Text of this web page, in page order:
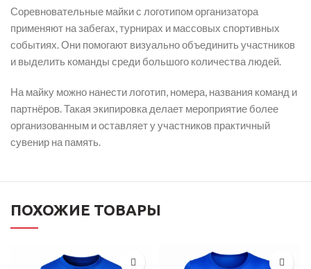
Соревновательные майки с логотипом организатора
применяют на забегах, турнирах и массовых спортивных
событиях. Они помогают визуально объединить участников
и выделить команды среди большого количества людей.
На майку можно нанести логотип, номера, названия команд и
партнёров. Такая экипировка делает мероприятие более
организованным и оставляет у участников практичный
сувенир на память.
ПОХОЖИЕ ТОВАРЫ